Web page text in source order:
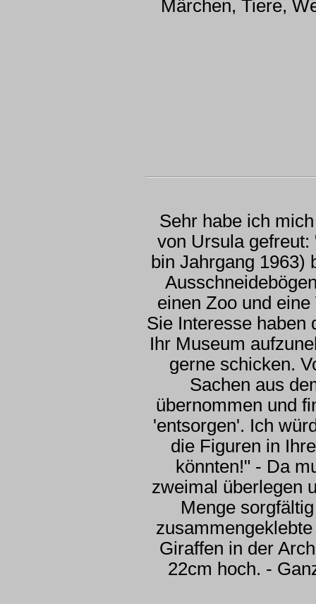
Märchen, Tiere,
Sehr habe ich
von Ursula
bin Jahrgang 1963)
einen Zoo und
Sie Interesse haben
Ihr Museum
gerne schicken.
Sachen aus
übernommen und
'entsorgen'. Ich
die Figuren in
könnten!" - Da
zweimal überlegen
Menge
Giraffen in der
22cm hoch. -